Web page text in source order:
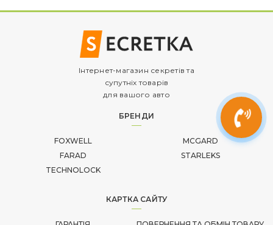
Інтернет-магазин секретів та
супутніх товарів
для вашого авто
БРЕНДИ
FOXWELL
MCGARD
FARAD
STARLEKS
TECHNOLOCK
КАРТКА САЙТУ